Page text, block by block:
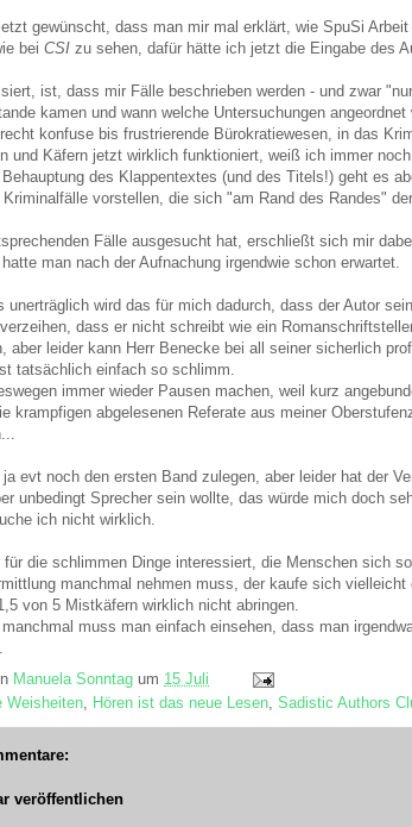
gewünscht, dass man mir mal erklärt, wie SpuSi
bei CSI zu sehen, dafür hätte ich jetzt die Eingabe des
ist, dass mir Fälle beschrieben werden - und zwar
kamen und wann welche Untersuchungen
konfuse bis frustrierende Bürokratiewesen, in das
und Käfern jetzt wirklich funktioniert, weiß ich immer
Behauptung des Klappentextes (und des Titels!) geht es
vorstellen, die sich "am Rand des Randes"
Fälle ausgesucht hat, erschließt sich mir
man nach der Aufnachung irgendwie schon erwartet.
unerträglich wird das für mich dadurch, dass der Autor
dass er nicht schreibt wie ein
aber leider kann Herr Benecke bei all seiner sicherlich
tatsächlich einfach so schlimm.
immer wieder Pausen machen, weil kurz
krampfigen abgelesenen Referate aus meiner
ja evt noch den ersten Band zulegen, aber leider hat der
unbedingt Sprecher sein wollte, das würde mich doch
ich nicht wirklich.
die schlimmen Dinge interessiert, die Menschen sich
manchmal nehmen muss, der kaufe sich
von 5 Mistkäfern wirklich nicht abringen.
muss man einfach einsehen, dass man
Manuela Sonntag um 15 Juli
Weisheiten Hören ist das neue Lesen Sadistic Authors
veröffentlichen